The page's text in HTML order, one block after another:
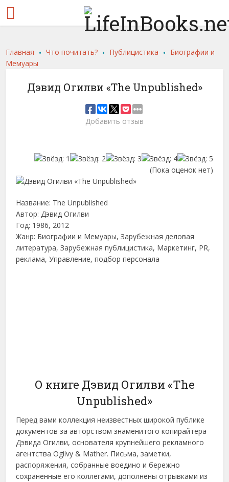
Главная .Что почитать? . Публицистика . Биографии и
Мемуары
Дэвид Огилви «The Unpublished»
Добавить отзыв
(Пока оценок нет)
Название: The Unpublished
Автор: Дэвид Огилви
Год: 1986, 2012
Жанр: Биографии и Мемуары, Зарубежная деловая
литература, Зарубежная публицистика, Маркетинг, PR,
реклама, Управление, подбор персонала
О книге Дэвид Огилви «The
Unpublished»
Перед вами коллекция неизвестных широкой публике
документов за авторством знаменитого копирайтера
Дэвида Огилви, основателя крупнейшего рекламного
агентства Ogilvy & Mather. Письма, заметки,
распоряжения, собранные воедино и бережно
сохраненные его коллегами, дополнены отрывками из